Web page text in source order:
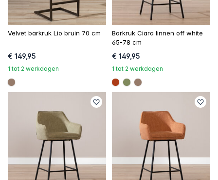
Velvet barkruk Lio bruin 70 cm
€ 149,95
1 tot 2 werkdagen
#967b6a
Barkruk Ciara linnen off white
65-78 cm
€ 149,95
1 tot 2 werkdagen
#ac3c17
#808a5d
#967b6a